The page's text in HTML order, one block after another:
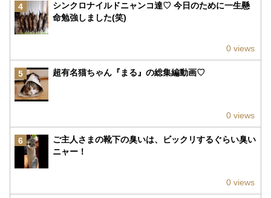
4
シンクロナイルドニャンコ達♡ 今日のために一生懸
命勉強しました(笑)
0 views
5 超有名猫ちゃん『まる』の総集編動画♡
0 views
6
ご主人さまの靴下の臭いは、ビックリするぐらい臭い
ニャー！
0 views